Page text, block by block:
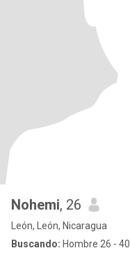
Nohemi, 26
León, León, Nicaragua
Buscando: Hombre 26 - 40